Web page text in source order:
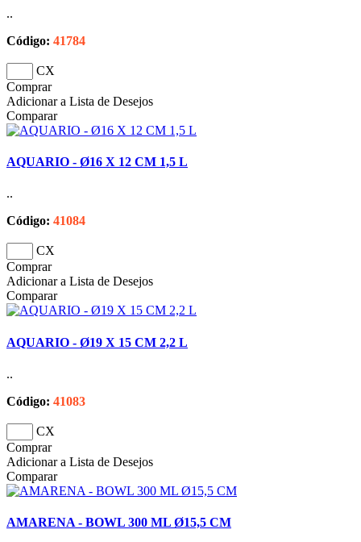
..
Código: 41784
CX
Comprar
Adicionar a Lista de Desejos
Comparar
AQUARIO - Ø16 X 12 CM 1,5 L
..
Código: 41084
CX
Comprar
Adicionar a Lista de Desejos
Comparar
AQUARIO - Ø19 X 15 CM 2,2 L
..
Código: 41083
CX
Comprar
Adicionar a Lista de Desejos
Comparar
AMARENA - BOWL 300 ML Ø15,5 CM